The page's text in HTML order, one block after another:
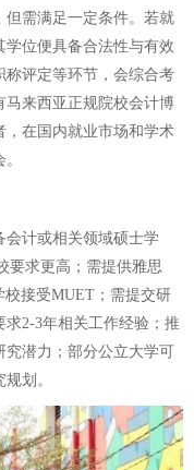
但需满足一定条件。若就
位便具备合法性与有效
称评定等环节，会综合考
马来西亚正规院校会计博
，在国内就业市场和学术
会计或相关领域硕士学
要求更高；需提供雅思
校接受MUET；需提交研
2-3年相关工作经验；推
究潜力；部分公立大学可
划。